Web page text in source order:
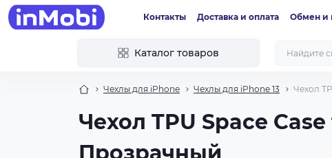
Контакты Доставка и оплата Обмен и
Каталог товаров
Чехлы для iPhone Чехлы для iPhone 13 Чехол
Чехол TPU Space
Прозрачный